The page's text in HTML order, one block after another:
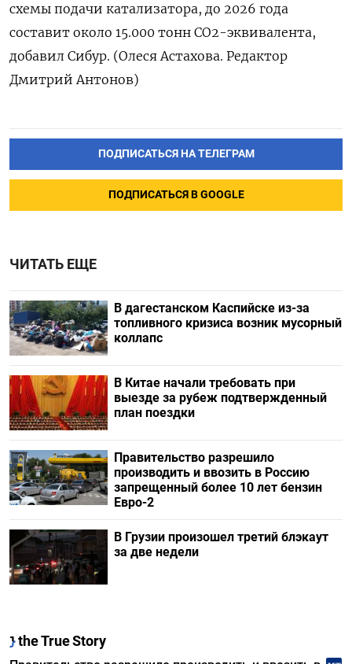
схемы подачи катализатора, до 2026 года
составит около 15.000 тонн СО2-эквивалента,
добавил Сибур. (Олеся Астахова. Редактор
Дмитрий Антонов)
ПОДПИСАТЬСЯ НА ТЕЛЕГРАМ
ПОДПИСАТЬСЯ В GOOGLE
ЧИТАТЬ ЕЩЕ
В дагестанском Каспийске из-за
топливного кризиса возник мусорный
коллапс
В Китае начали требовать при
выезде за рубеж подтвержденный
план поездки
Правительство разрешило
производить и ввозить в Россию
запрещенный более 10 лет бензин
Евро-2
В Грузии произошел третий блэкаут
за две недели